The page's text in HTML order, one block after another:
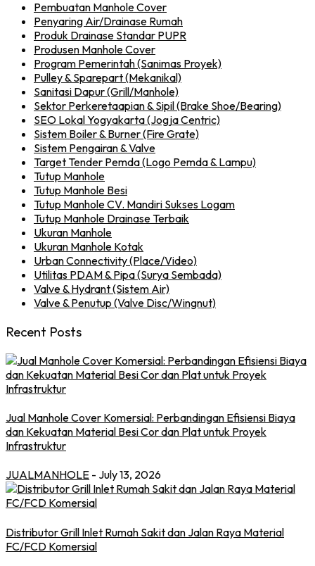
Pembuatan Manhole Cover
Penyaring Air/Drainase Rumah
Produk Drainase Standar PUPR
Produsen Manhole Cover
Program Pemerintah (Sanimas Proyek)
Pulley & Sparepart (Mekanikal)
Sanitasi Dapur (Grill/Manhole)
Sektor Perkeretaapian & Sipil (Brake Shoe/Bearing)
SEO Lokal Yogyakarta (Jogja Centric)
Sistem Boiler & Burner (Fire Grate)
Sistem Pengairan & Valve
Target Tender Pemda (Logo Pemda & Lampu)
Tutup Manhole
Tutup Manhole Besi
Tutup Manhole CV. Mandiri Sukses Logam
Tutup Manhole Drainase Terbaik
Ukuran Manhole
Ukuran Manhole Kotak
Urban Connectivity (Place/Video)
Utilitas PDAM & Pipa (Surya Sembada)
Valve & Hydrant (Sistem Air)
Valve & Penutup (Valve Disc/Wingnut)
Recent Posts
Jual Manhole Cover Komersial: Perbandingan Efisiensi Biaya
dan Kekuatan Material Besi Cor dan Plat untuk Proyek
Infrastruktur
JUALMANHOLE - July 13, 2026
Distributor Grill Inlet Rumah Sakit dan Jalan Raya Material
FC/FCD Komersial